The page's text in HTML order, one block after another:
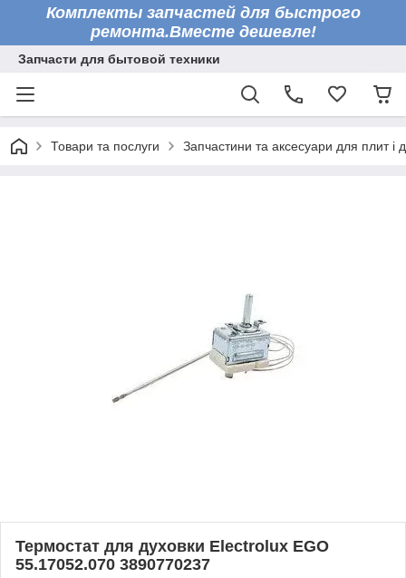
Комплекты запчастей для быстрого
ремонта.Вместе дешевле!
Запчасти для бытовой техники
Товари та послуги Запчастини та аксесуари для плит і
Термостат для духовки Electrolux EGO
55.17052.070 3890770237